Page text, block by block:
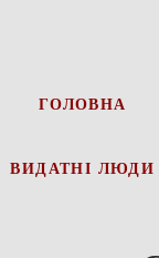
ГОЛОВНА
ВИДАТНІ ЛЮДИ